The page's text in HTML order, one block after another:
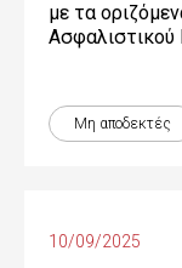
με τα
Μη αποδεκτές
10/09/2025